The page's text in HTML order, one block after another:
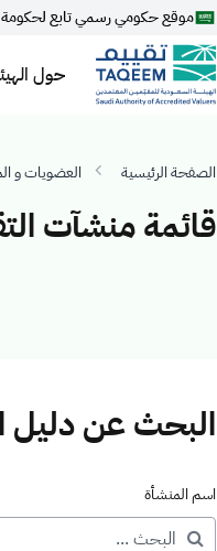
موقع حكومي رسمي تابع لحكومة
حول
الصفحة الرئيسية العضويات و
قائمة منشآت
البحث عن دليل
اسم المنشأة